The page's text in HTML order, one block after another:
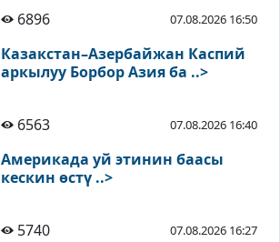
6896 07.08.2026 16:50
Казакстан–Азербайжан Каспий
аркылуу Борбор Азия ба ..>
6563 07.08.2026 16:40
Америкада уй этинин баасы
кескин өстү ..>
5740 07.08.2026 16:27